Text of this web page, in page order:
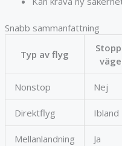
Snabb sammanfattning
Typ av flyg
Nonstop Nej
Direktflyg Ibland
Mellanlandning Ja